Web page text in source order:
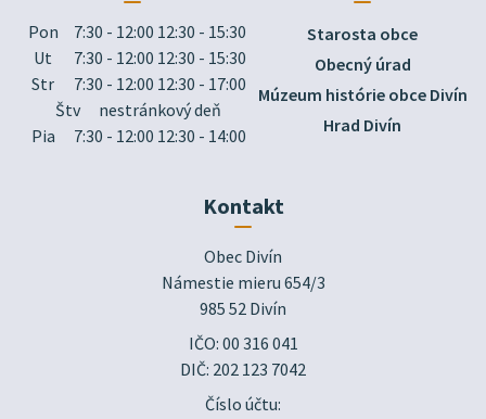
Pon
7:30 - 12:00 12:30 - 15:30
Ut
7:30 - 12:00 12:30 - 15:30
Str
7:30 - 12:00 12:30 - 17:00
Štv
nestránkový deň
Pia
7:30 - 12:00 12:30 - 14:00
Starosta obce
Obecný úrad
Múzeum histórie obce Divín
Hrad Divín
Kontakt
Obec Divín
Námestie mieru 654/3
985 52 Divín
IČO: 00 316 041
DIČ: 202 123 7042
Číslo účtu: